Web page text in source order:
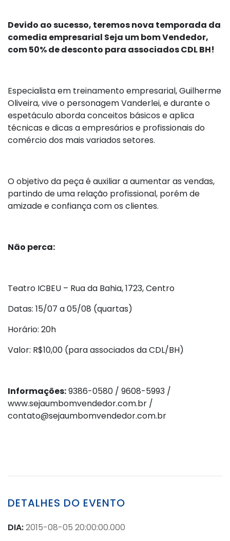
Devido ao sucesso, teremos nova temporada da
comedia empresarial Seja um bom Vendedor,
com 50% de desconto para associados CDL BH!
Especialista em treinamento empresarial, Guilherme
Oliveira, vive o personagem Vanderlei, e durante o
espetáculo aborda conceitos básicos e aplica
técnicas e dicas a empresários e profissionais do
comércio dos mais variados setores.
O objetivo da peça é auxiliar a aumentar as vendas,
partindo de uma relação profissional, porém de
amizade e confiança com os clientes.
Não perca:
Teatro ICBEU – Rua da Bahia, 1723, Centro
Datas: 15/07 a 05/08 (quartas)
Horário: 20h
Valor: R$10,00 (para associados da CDL/BH)
Informações:9386-0580 / 9608-5993 /
www.sejaumbomvendedor.com.br /
contato@sejaumbomvendedor.com.br
DETALHES DO EVENTO
DIA:2015-08-05 20:00:00.000